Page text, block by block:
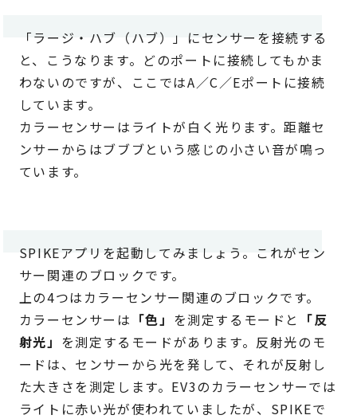
「ラージ・ハブ（ハブ）」にセンサーを接続する
と、こうなります。どのポートに接続してもかま
わないのですが、ここではA／C／Eポートに接続
しています。
カラーセンサーはライトが白く光ります。距離セ
ンサーからはブブブという感じの小さい音が鳴っ
ています。
SPIKEアプリを起動してみましょう。これがセン
サー関連のブロックです。
上の4つはカラーセンサー関連のブロックです。
カラーセンサーは 「色」 を測定するモードと
「反
射光」 を測定するモードがあります。反射光のモ
ードは、センサーから光を発して、それが反射し
た大きさを測定します。EV3のカラーセンサーでは
ライトに赤い光が使われていましたが、SPIKEで